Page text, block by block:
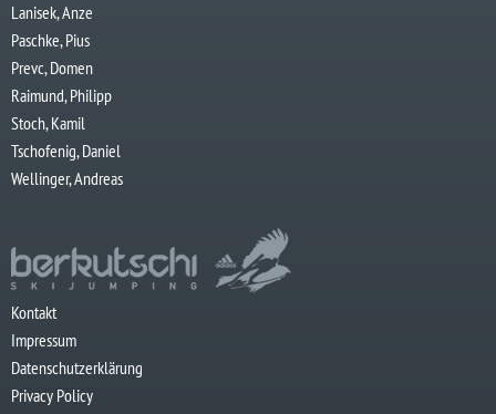
Lanisek, Anze
Paschke, Pius
Prevc, Domen
Raimund, Philipp
Stoch, Kamil
Tschofenig, Daniel
Wellinger, Andreas
Kontakt
Impressum
Datenschutzerklärung
Privacy Policy